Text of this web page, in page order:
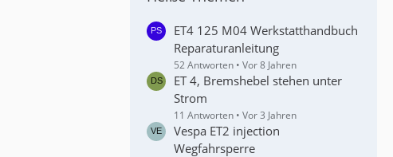
ET4 125 M04 Werkstatthandbuch
Reparaturanleitung
52 Antworten Vor 8 Jahren
ET 4, Bremshebel stehen unter
Strom
11 Antworten Vor 3 Jahren
Vespa ET2 injection
Wegfahrsperre